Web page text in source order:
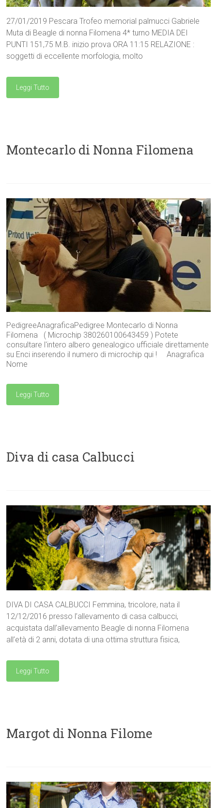
27/01/2019 Pescara Trofeo memorial palmucci Gabriele
Muta di Beagle di nonna Filomena 4* turno MEDIA DEI
PUNTI 151,75 M.B. inizio prova ORA 11:15 RELAZIONE :
soggetti di eccellente morfologia, molto
Leggi Tutto
Montecarlo di Nonna Filomena
PedigreeAnagraficaPedigree Montecarlo di Nonna
Filomena ( Microchip 380260100643459 ) Potete
consultare l'intero albero genealogico ufficiale direttamente
su Enci inserendo il numero di microchip qui ! Anagrafica
Nome
Leggi Tutto
Diva di casa Calbucci
DIVA DI CASA CALBUCCI Femmina, tricolore, nata il
12/12/2016 presso l’allevamento di casa calbucci,
acquistata dall’allevamento Beagle di nonna Filomena
all’età di 2 anni, dotata di una ottima struttura fisica,
Leggi Tutto
Margot di Nonna Filome